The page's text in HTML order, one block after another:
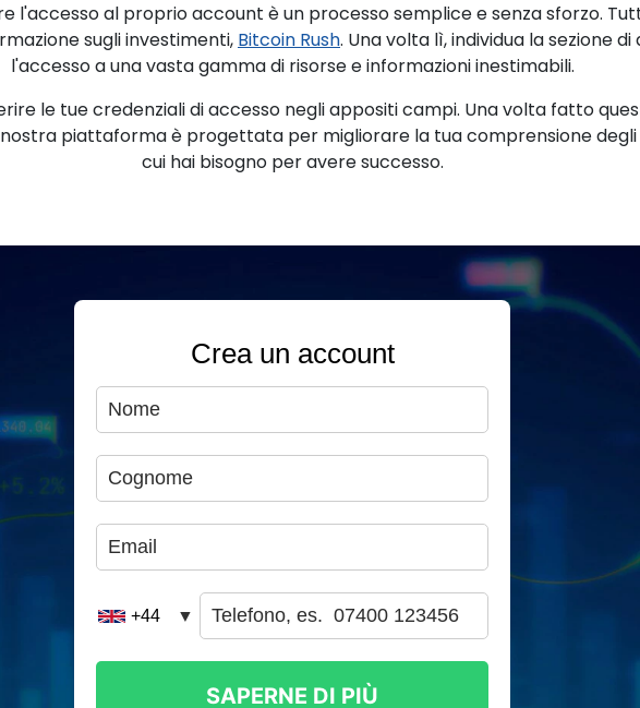
l'accesso al proprio account è un processo semplice e senza sforzo.
sugli investimenti, Bitcoin Rush. Una volta lì, individua la sezione
l'accesso a una vasta gamma di risorse e informazioni inestimabili.
le tue credenziali di accesso negli appositi campi. Una volta fatto
piattaforma è progettata per migliorare la tua comprensione
cui hai bisogno per avere successo.